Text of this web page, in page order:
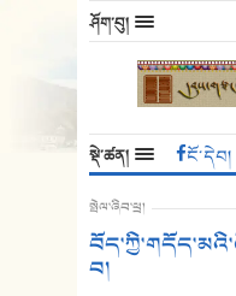
ཤོག་བུ།
སྡེ་ཚན། ངོ་དེབ།
སྤེལ་ཞིབ་ཕྲ།
བ།